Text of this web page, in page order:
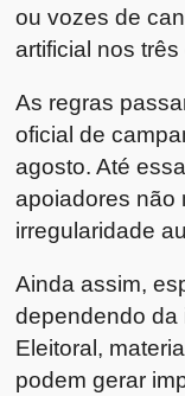
ou vozes de
artificial nos
As regras
oficial de
agosto. Até
apoiadores não
irregularidade
Ainda assim,
dependendo da
Eleitoral,
podem gerar